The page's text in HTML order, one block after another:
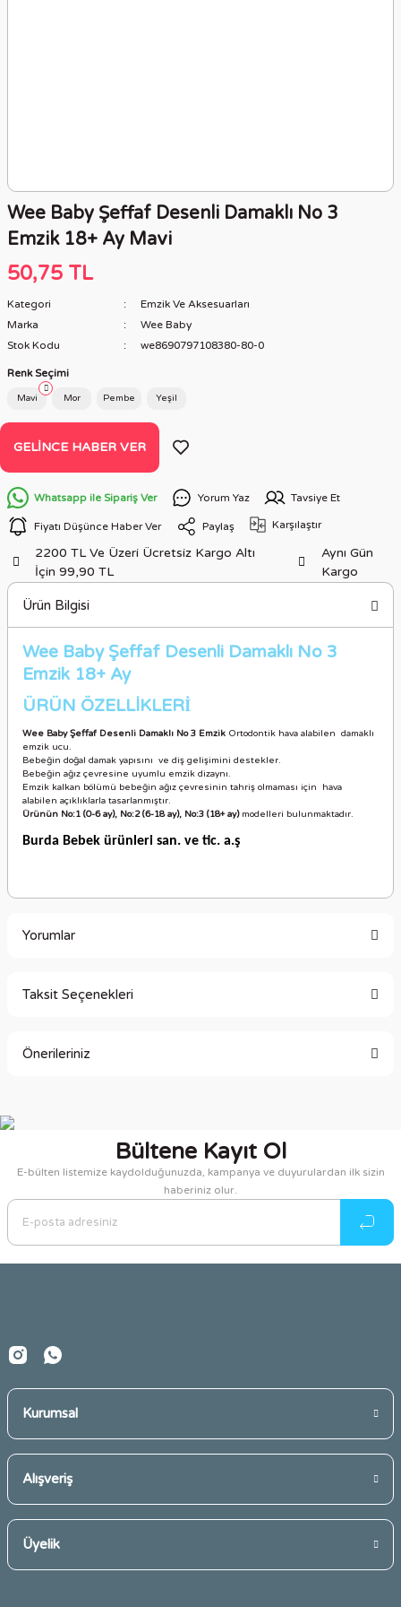
Wee Baby Şeffaf Desenli Damaklı No 3
Emzik 18+ Ay Mavi
50,75 TL
Kategori
Emzik Ve Aksesuarları
Marka
Wee Baby
Stok Kodu
we8690797108380-80-0
Renk Seçimi
Mavi Mor Pembe Yeşil
GELINCE HABER VER
Whatsapp ile Sipariş Ver Yorum Yaz Tavsiye Et
Fiyatı Düşünce Haber Ver Paylaş Karşılaştır
2200 TL Ve Üzeri Ücretsiz Kargo Altı
İçin 99,90 TL
Aynı Gün
Kargo
Ürün Bilgisi
Wee Baby Şeffaf Desenli Damaklı No 3
Emzik 18+ Ay
ÜRÜN ÖZELLİKLERİ
Wee Baby Şeffaf Desenli Damaklı No 3 Emzik Ortodontik hava alabilen damaklı
emzik ucu.
Bebeğin doğal damak yapısını ve diş gelişimini destekler.
Bebeğin ağız çevresine uyumlu emzik dizaynı.
Emzik kalkan bölümü bebeğin ağız çevresinin tahriş olmaması için hava
alabilen açıklıklarla tasarlanmıştır.
Ürünün No:1 (0-6 ay), No:2 (6-18 ay), No:3 (18+ ay)modelleri bulunmaktadır.
Burda Bebek ürünleri san. ve tic. a.ş
Yorumlar
Taksit Seçenekleri
Önerileriniz
Görüş ve önerileriniz için teşekkür ederiz.
Ürün resmi kalitesiz, bozuk veya görüntülenemiyor.
Ürün açıklamasında eksik bilgiler bulunuyor.
Ürün bilgilerinde hatalar bulunuyor.
Bültene Kayıt Ol
E-bülten listemize kaydolduğunuzda, kampanya ve duyurulardan ilk sizin
haberiniz olur.
Kurumsal
Alışveriş
Üyelik